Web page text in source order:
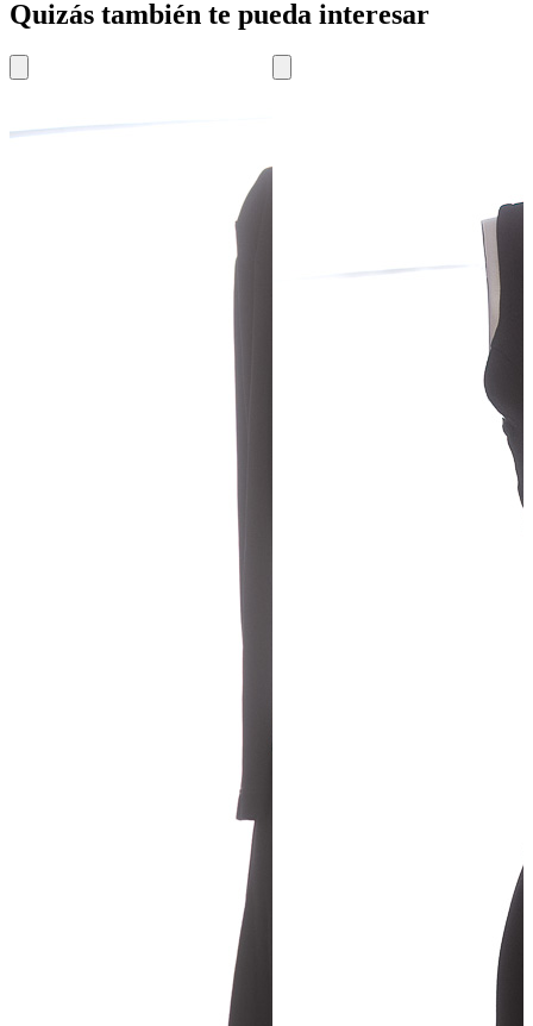
Quizás también te pueda interesar